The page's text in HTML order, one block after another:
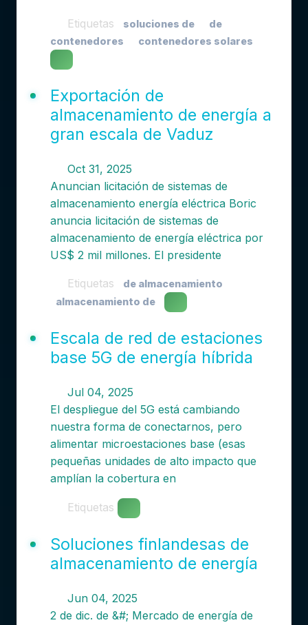
Etiquetas soluciones de
de
contenedores
contenedores solares
Exportación de
almacenamiento de energía a
gran escala de Vaduz
Oct 31, 2025
Anuncian licitación de sistemas de
almacenamiento energía eléctrica Boric
anuncia licitación de sistemas de
almacenamiento de energía eléctrica por
US$ 2 mil millones. El presidente
Etiquetas
de almacenamiento
almacenamiento de
Escala de red de estaciones
base 5G de energía híbrida
Jul 04, 2025
El despliegue del 5G está cambiando
nuestra forma de conectarnos, pero
alimentar microestaciones base (esas
pequeñas unidades de alto impacto que
amplían la cobertura en
Etiquetas
Soluciones finlandesas de
almacenamiento de energía
Jun 04, 2025
2 de dic. de &#; Mercado de energía de